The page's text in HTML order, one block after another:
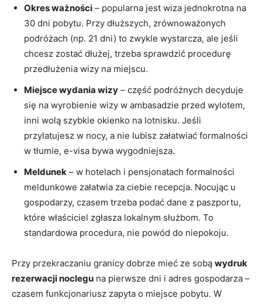
Okres ważności – popularna jest wiza jednokrotna na
30 dni pobytu. Przy dłuższych, zrównoważonych
podróżach (np. 21 dni) to zwykle wystarcza, ale jeśli
chcesz zostać dłużej, trzeba sprawdzić procedurę
przedłużenia wizy na miejscu.
Miejsce wydania wizy – część podróżnych decyduje
się na wyrobienie wizy w ambasadzie przed wylotem,
inni wolą szybkie okienko na lotnisku. Jeśli
przylatujesz w nocy, a nie lubisz załatwiać formalności
w tłumie, e-visa bywa wygodniejsza.
Meldunek – w hotelach i pensjonatach formalności
meldunkowe załatwia za ciebie recepcja. Nocując u
gospodarzy, czasem trzeba podać dane z paszportu,
które właściciel zgłasza lokalnym służbom. To
standardowa procedura, nie powód do niepokoju.
Przy przekraczaniu granicy dobrze mieć ze sobą wydruk
rezerwacji noclegu na pierwsze dni i adres gospodarza –
czasem funkcjonariusz zapyta o miejsce pobytu. W